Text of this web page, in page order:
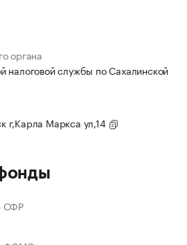
органа
налоговой службы по Сахалинской
Маркса ул,14
СФР